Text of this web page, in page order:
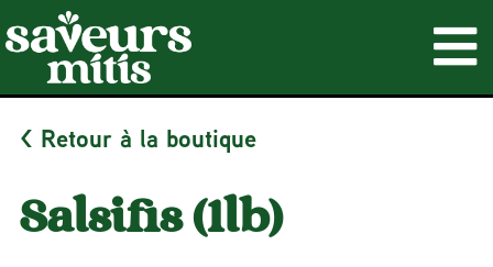
< Retour à la boutique
Salsifis (1lb)